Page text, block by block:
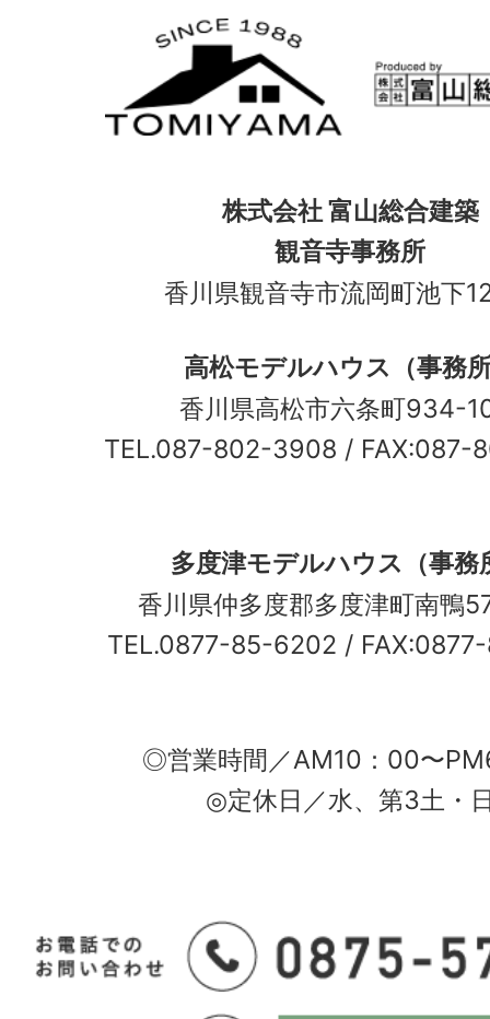
株式会社 富山総合建築
観音寺事務所
香川県観音寺市流岡町池下
高松モデルハウス（事務
香川県高松市六条町
TEL.087-802-3908 / FAX:087-
多度津モデルハウス（事務
香川県仲多度郡多度津町南
TEL.0877-85-6202 /
◎営業時間／AM10：00〜
◎定休日／水、第3土・